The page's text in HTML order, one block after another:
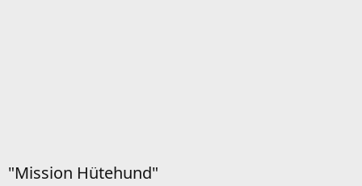
"Mission Hütehund"